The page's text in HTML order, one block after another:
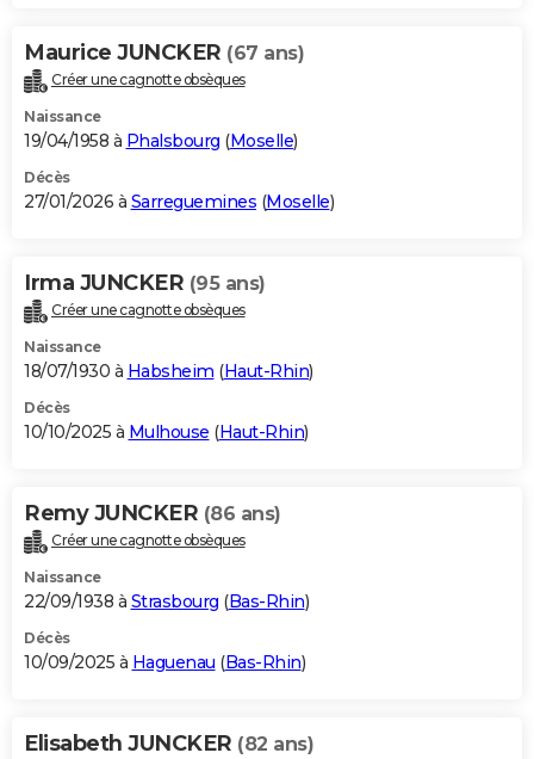
Carte de Noël
Carte Bonne année
Carte Saint-Valentin
Carte Pâques
Carte d'anniversaire
DICTIONNAIRE
Dictionnaire
Biographies
Citations
Expressions
Proverbes
PROGRAMME TV
S'inscrire
Se connecter
Lycées
Collèges
Primaires
Universités
Entreprises
Service militaire
Avis de recherche
AVIS DE DÉCÈS
Bricolage
Lifestyle
Culture
Sport
Auto
Television
Voyage
Cinema
Maurice JUNCKER (67 ans)
Créer une cagnotte obsèques
Naissance
19/04/1958 à Phalsbourg (Moselle)
Décès
27/01/2026 à Sarreguemines (Moselle)
Irma JUNCKER (95 ans)
Créer une cagnotte obsèques
Naissance
18/07/1930 à Habsheim (Haut-Rhin)
Décès
10/10/2025 à Mulhouse (Haut-Rhin)
Remy JUNCKER (86 ans)
Créer une cagnotte obsèques
Naissance
22/09/1938 à Strasbourg (Bas-Rhin)
Décès
10/09/2025 à Haguenau (Bas-Rhin)
Elisabeth JUNCKER (82 ans)